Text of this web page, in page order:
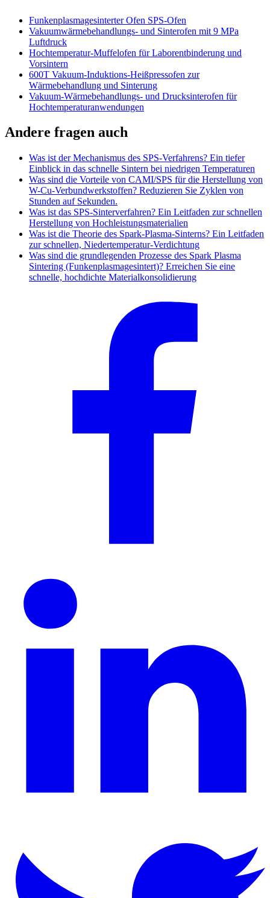
Funkenplasmagesinterter Ofen SPS-Ofen
Vakuumwärmebehandlungs- und Sinterofen mit 9 MPa
Luftdruck
Hochtemperatur-Muffelofen für Laborentbinderung und
Vorsintern
600T Vakuum-Induktions-Heißpressofen zur
Wärmebehandlung und Sinterung
Vakuum-Wärmebehandlungs- und Drucksinterofen für
Hochtemperaturanwendungen
Andere fragen auch
Was ist der Mechanismus des SPS-Verfahrens? Ein tiefer
Einblick in das schnelle Sintern bei niedrigen Temperaturen
Was sind die Vorteile von CAMI/SPS für die Herstellung von
W-Cu-Verbundwerkstoffen? Reduzieren Sie Zyklen von
Stunden auf Sekunden.
Was ist das SPS-Sinterverfahren? Ein Leitfaden zur schnellen
Herstellung von Hochleistungsmaterialien
Was ist die Theorie des Spark-Plasma-Sinterns? Ein Leitfaden
zur schnellen, Niedertemperatur-Verdichtung
Was sind die grundlegenden Prozesse des Spark Plasma
Sintering (Funkenplasmagesintert)? Erreichen Sie eine
schnelle, hochdichte Materialkonsolidierung